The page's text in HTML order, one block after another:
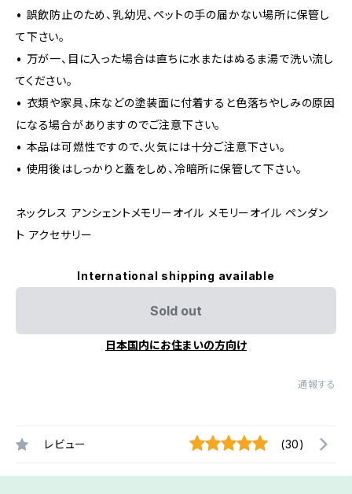
• 誤飲防止のため、乳幼児、ペットの手の届かない場所に保管し
て下さい。
• 万が一、目に入った場合は直ちに水またはぬるま湯で洗い流し
てください。
• 衣類や家具、床などの塗装面に付着すると色落ちやしみの原因
になる場合がありますのでご注意下さい。
• 本品は可燃性ですので、火気には十分ご注意下さい。
• 使用後はしっかりと蓋をしめ、冷暗所に保管して下さい。
ネックレス アンシェントメモリーオイル メモリーオイル ペンダン
ト アクセサリー
International shipping available
Sold out
日本国内にお住まいの方向け
通報する
レビュー (30)